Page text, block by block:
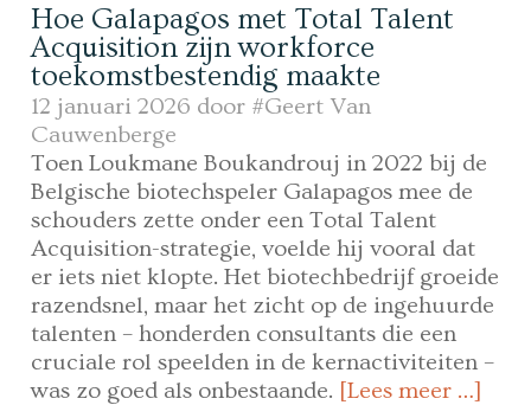
Hoe Galapagos met Total Talent
Acquisition zijn workforce
toekomstbestendig maakte
12 januari 2026 door #Geert Van
Cauwenberge
Toen Loukmane Boukandrouj in 2022 bij de
Belgische biotechspeler Galapagos mee de
schouders zette onder een Total Talent
Acquisition-strategie, voelde hij vooral dat
er iets niet klopte. Het biotechbedrijf groeide
razendsnel, maar het zicht op de ingehuurde
talenten – honderden consultants die een
cruciale rol speelden in de kernactiviteiten –
was zo goed als onbestaande. [Lees meer …]